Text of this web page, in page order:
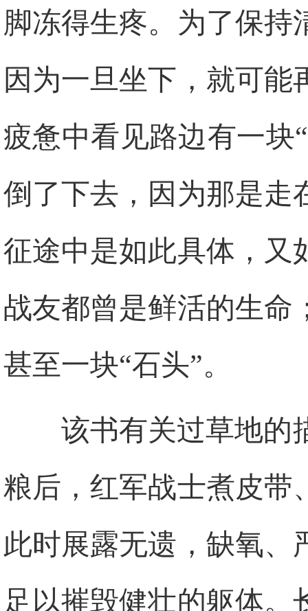
脚冻得生疼。为了保持
因为一旦坐下，就可能
疲惫中看见路边有一块
倒了下去，因为那是走
征途中是如此具体，又
战友都曾是鲜活的生命
甚至一块“石头”。
该书有关过草地的
粮后，红军战士煮皮带
此时展露无遗，缺氧、
足以摧毁健壮的躯体。